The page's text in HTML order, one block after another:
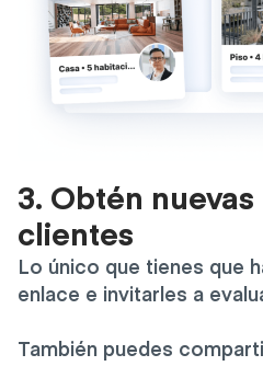
3. Obtén
clientes
Lo único que tienes que
enlace e invitarles a
También puedes